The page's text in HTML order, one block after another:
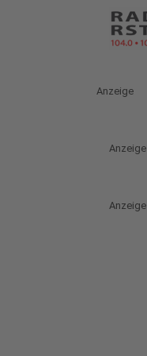
Anzeige
Anzeige
Anzeige